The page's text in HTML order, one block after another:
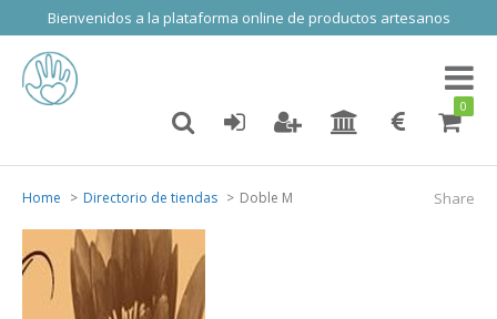
Bienvenidos a la plataforma online de productos artesanos
Toggle
0
Share
Home Directorio de tiendas Doble M